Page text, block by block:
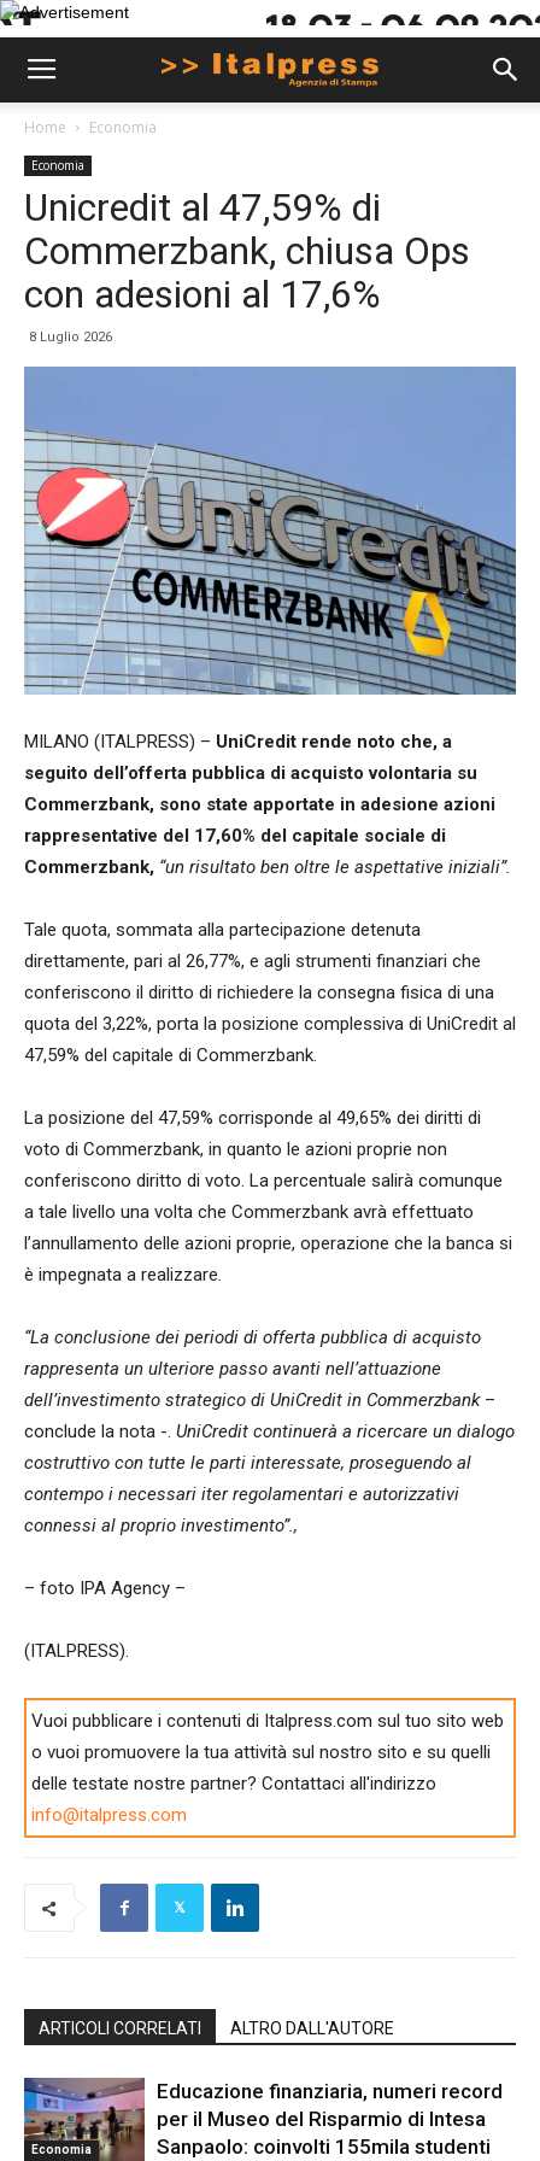
Home Economia
Economia
Unicredit al 47,59% di
Commerzbank, chiusa Ops
con adesioni al 17,6%
8 Luglio 2026
MILANO (ITALPRESS) – UniCredit rende noto che, a
seguito dell’offerta pubblica di acquisto volontaria su
Commerzbank, sono state apportate in adesione azioni
rappresentative del 17,60% del capitale sociale di
Commerzbank, “un risultato ben oltre le aspettative iniziali”.
Tale quota, sommata alla partecipazione detenuta
direttamente, pari al 26,77%, e agli strumenti finanziari che
conferiscono il diritto di richiedere la consegna fisica di una
quota del 3,22%, porta la posizione complessiva di UniCredit al
47,59% del capitale di Commerzbank.
La posizione del 47,59% corrisponde al 49,65% dei diritti di
voto di Commerzbank, in quanto le azioni proprie non
conferiscono diritto di voto. La percentuale salirà comunque
a tale livello una volta che Commerzbank avrà effettuato
l’annullamento delle azioni proprie, operazione che la banca si
è impegnata a realizzare.
“La conclusione dei periodi di offerta pubblica di acquisto
rappresenta un ulteriore passo avanti nell’attuazione
dell’investimento strategico di UniCredit in Commerzbank–
conclude la nota -. UniCredit continuerà a ricercare un dialogo
costruttivo con tutte le parti interessate, proseguendo al
contempo i necessari iter regolamentari e autorizzativi
connessi al proprio investimento”.,
– foto IPA Agency –
(ITALPRESS).
Vuoi pubblicare i contenuti di Italpress.com sul tuo sito web
o vuoi promuovere la tua attività sul nostro sito e su quelli
delle testate nostre partner? Contattaci all'indirizzo
info@italpress.com
ARTICOLI CORRELATI ALTRO DALL'AUTORE
Economia
Educazione finanziaria, numeri record
per il Museo del Risparmio di Intesa
Sanpaolo: coinvolti 155mila studenti